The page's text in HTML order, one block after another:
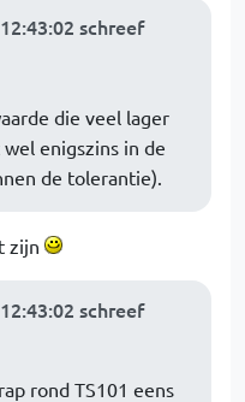
schreef
die veel lager
enigszins in de
de tolerantie).
zijn
schreef
rond TS101 eens